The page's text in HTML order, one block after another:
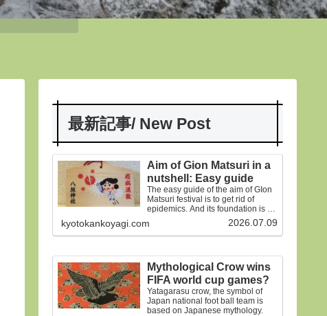
最新記事/ New Post
Aim of Gion Matsuri in a
nutshell: Easy guide
The easy guide of the aim of GIon
Matsuri festival is to get rid of
epidemics. And its foundation is on
kyotokankoyagi.com 2026.07.09
Mythological Crow wins
FIFA world cup games?
Yatagarasu crow, the symbol of
Japan national foot ball team is
based on Japanese mythology.